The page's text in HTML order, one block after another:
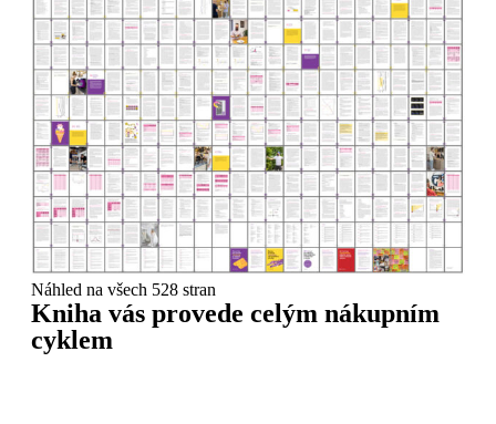
Náhled na všech 528 stran
Kniha vás provede celým nákupním
cyklem